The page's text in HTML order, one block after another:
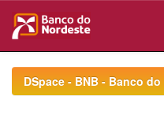
navigationDSpace - BNB - Banco